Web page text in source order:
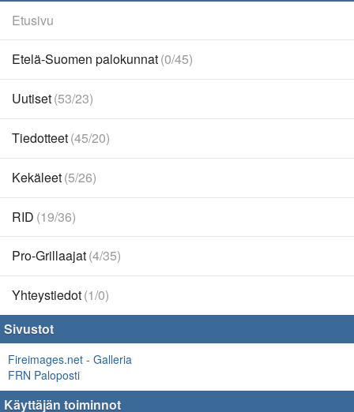
Etusivu
Etelä-Suomen palokunnat(0/45)
Uutiset(53/23)
Tiedotteet(45/20)
Kekäleet(5/26)
RID (19/36)
Pro-Grillaajat(4/35)
Yhteystiedot(1/0)
Sivustot
Fireimages.net - Galleria
FRN Paloposti
Käyttäjän toiminnot